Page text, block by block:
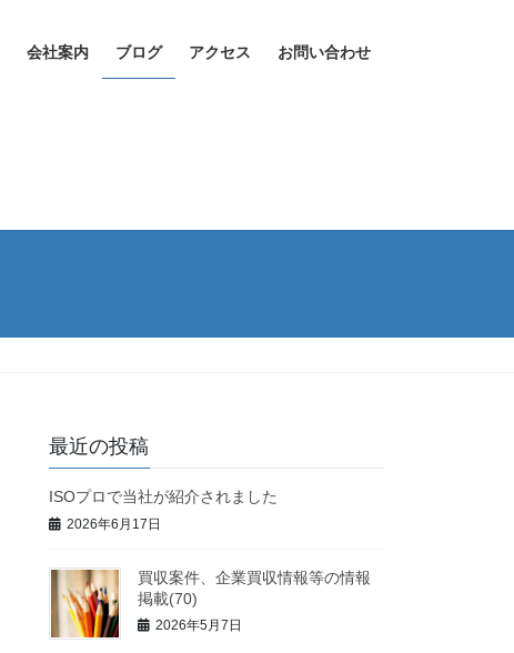
会社案内 ブログ アクセス お問い合わせ
最近の投稿
ISOプロで当社が紹介されました
2026年6月17日
買収案件、企業買収情報等の情報
掲載(70)
2026年5月7日